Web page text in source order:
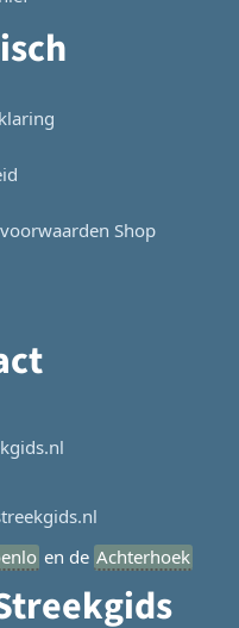
Shop
en de Achterhoek